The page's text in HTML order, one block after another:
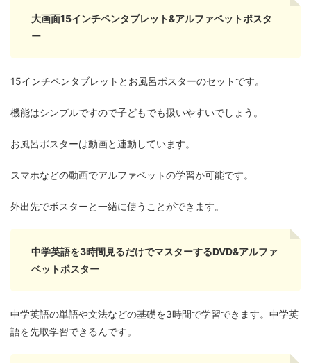
大画面15インチペンタブレット&アルファベットポスタ
ー
15インチペンタブレットとお風呂ポスターのセットです。
機能はシンプルですので子どもでも扱いやすいでしょう。
お風呂ポスターは動画と連動しています。
スマホなどの動画でアルファベットの学習か可能です。
外出先でポスターと一緒に使うことができます。
中学英語を3時間見るだけでマスターするDVD&アルファ
ベットポスター
中学英語の単語や文法などの基礎を3時間で学習できます。中学英
語を先取学習できるんです。